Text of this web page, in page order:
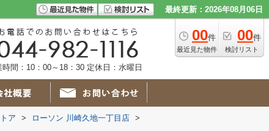
最終更新：2026年08月06日
00件
最近見た物件
00件
検討リスト
時間：10：00～18：30 定休日：水曜日
ア > ローソン 川崎久地一丁目店 >